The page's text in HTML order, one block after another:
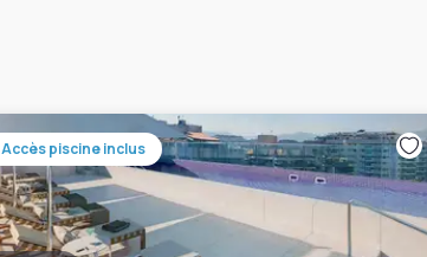
Accès piscine inclus